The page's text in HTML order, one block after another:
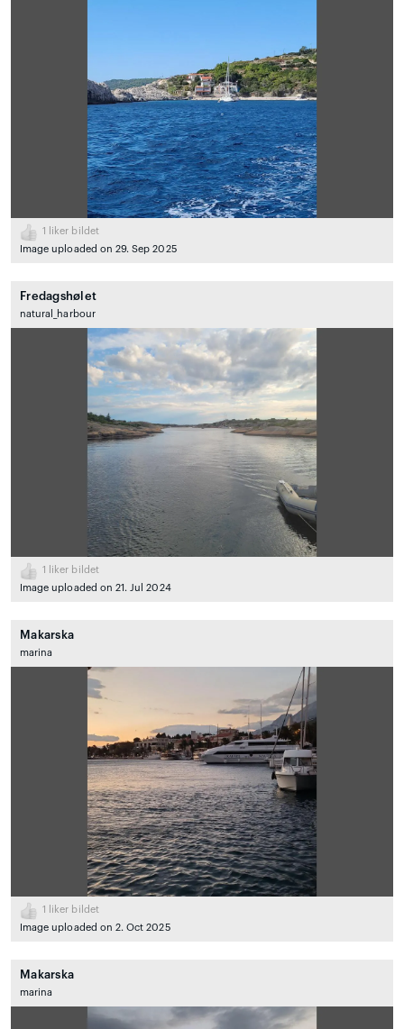
1
liker bildet
Image uploaded on 29. Sep 2025
Fredagshølet
natural_harbour
1
liker bildet
Image uploaded on 21. Jul 2024
Makarska
marina
1
liker bildet
Image uploaded on 2. Oct 2025
Makarska
marina